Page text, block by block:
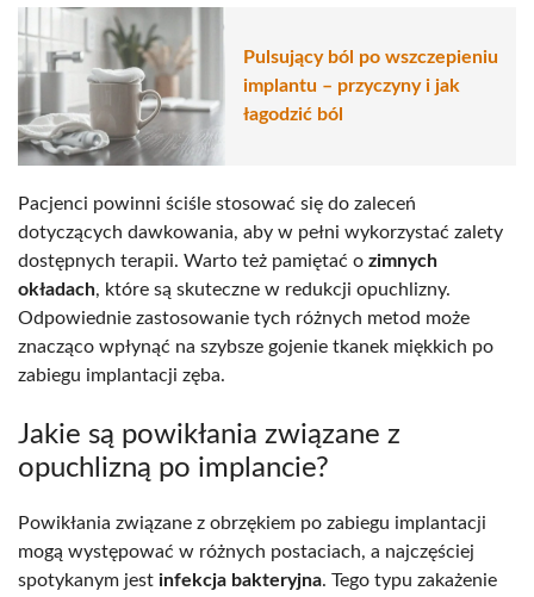
Pulsujący ból po wszczepieniu
implantu – przyczyny i jak
łagodzić ból
Pacjenci powinni ściśle stosować się do zaleceń
dotyczących dawkowania, aby w pełni wykorzystać zalety
dostępnych terapii. Warto też pamiętać o zimnych
okładach, które są skuteczne w redukcji opuchlizny.
Odpowiednie zastosowanie tych różnych metod może
znacząco wpłynąć na szybsze gojenie tkanek miękkich po
zabiegu implantacji zęba.
Jakie są powikłania związane z
opuchlizną po implancie?
Powikłania związane z obrzękiem po zabiegu implantacji
mogą występować w różnych postaciach, a najczęściej
spotykanym jest infekcja bakteryjna. Tego typu zakażenie